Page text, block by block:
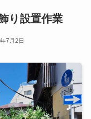
り設置作業
7月2日